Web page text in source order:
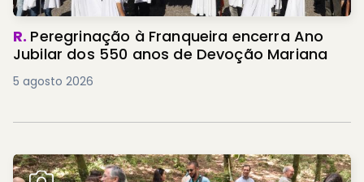
R. Peregrinação à Franqueira encerra Ano
Jubilar dos 550 anos de Devoção Mariana
5 agosto 2026